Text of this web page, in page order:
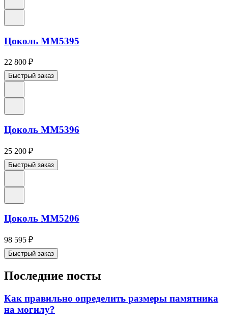
Цоколь ММ5395
22 800 ₽
Быстрый заказ
Цоколь ММ5396
25 200 ₽
Быстрый заказ
Цоколь ММ5206
98 595 ₽
Быстрый заказ
Последние посты
Как правильно определить размеры памятника
на могилу?